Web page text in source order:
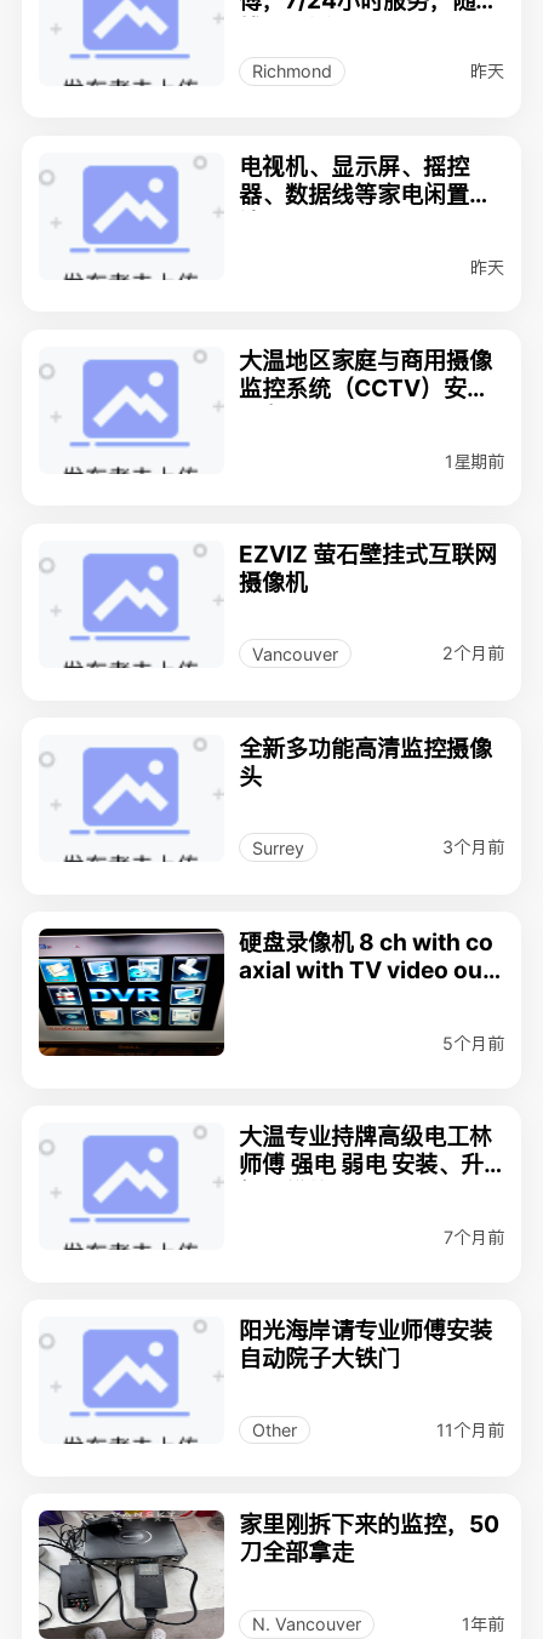
收費合理
Richmond 昨天
电视机、显示屏、摇控
器、数据线等家电闲置转
昨天
大温地区家庭与商用摄像
监控系统（CCTV）安装
1星期前
EZVIZ 萤石壁挂式互联网
摄像机
Vancouver 2个月前
全新多功能高清监控摄像
头
Surrey 3个月前
硬盘录像机 8 ch with co
axial with TV video out
5个月前
大温专业持牌高级电工林
师傅 强电 弱电 安装、升
7个月前
阳光海岸请专业师傅安装
自动院子大铁门
Other 11个月前
家里刚拆下来的监控，50
刀全部拿走
N. Vancouver 1年前